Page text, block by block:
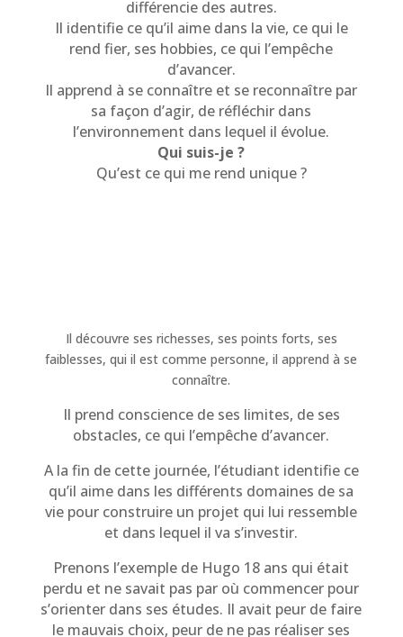
différencie des autres.
Il identifie ce qu’il aime dans la vie, ce qui le
rend fier, ses hobbies, ce qui l’empêche
d’avancer.
Il apprend à se connaître et se reconnaître par
sa façon d’agir, de réfléchir dans
l’environnement dans lequel il évolue.
Qui suis-je ?
Qu’est ce qui me rend unique ?
Il découvre ses richesses, ses points forts, ses
faiblesses, qui il est comme personne, il apprend à se
connaître.
Il prend conscience de ses limites, de ses
obstacles, ce qui l’empêche d’avancer.
A la fin de cette journée, l’étudiant identifie ce
qu’il aime dans les différents domaines de sa
vie pour construire un projet qui lui ressemble
et dans lequel il va s’investir.
Prenons l’exemple de Hugo 18 ans qui était
perdu et ne savait pas par où commencer pour
s’orienter dans ses études. Il avait peur de faire
le mauvais choix, peur de ne pas réaliser ses